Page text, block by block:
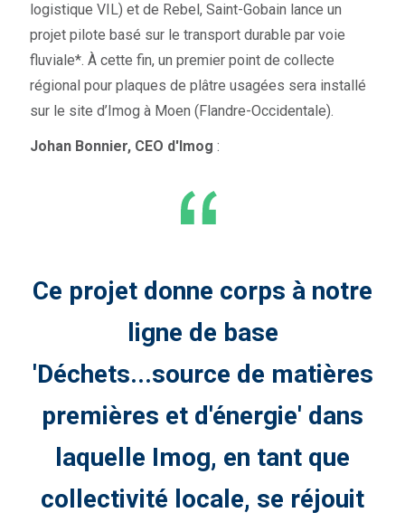
logistique VIL) et de Rebel, Saint-Gobain lance un
projet pilote basé sur le transport durable par voie
fluviale*. À cette fin, un premier point de collecte
régional pour plaques de plâtre usagées sera installé
sur le site d’Imog à Moen (Flandre-Occidentale).
Johan Bonnier, CEO d'Imog :
Ce projet donne corps à notre
ligne de base
'Déchets...source de matières
premières et d'énergie' dans
laquelle Imog, en tant que
collectivité locale, se réjouit